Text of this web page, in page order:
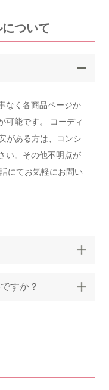
ついて
なく各商品ページか
可能です。 コーディ
がある方は、コンシ
い。その他不明点が
にてお気軽にお問い
すか？